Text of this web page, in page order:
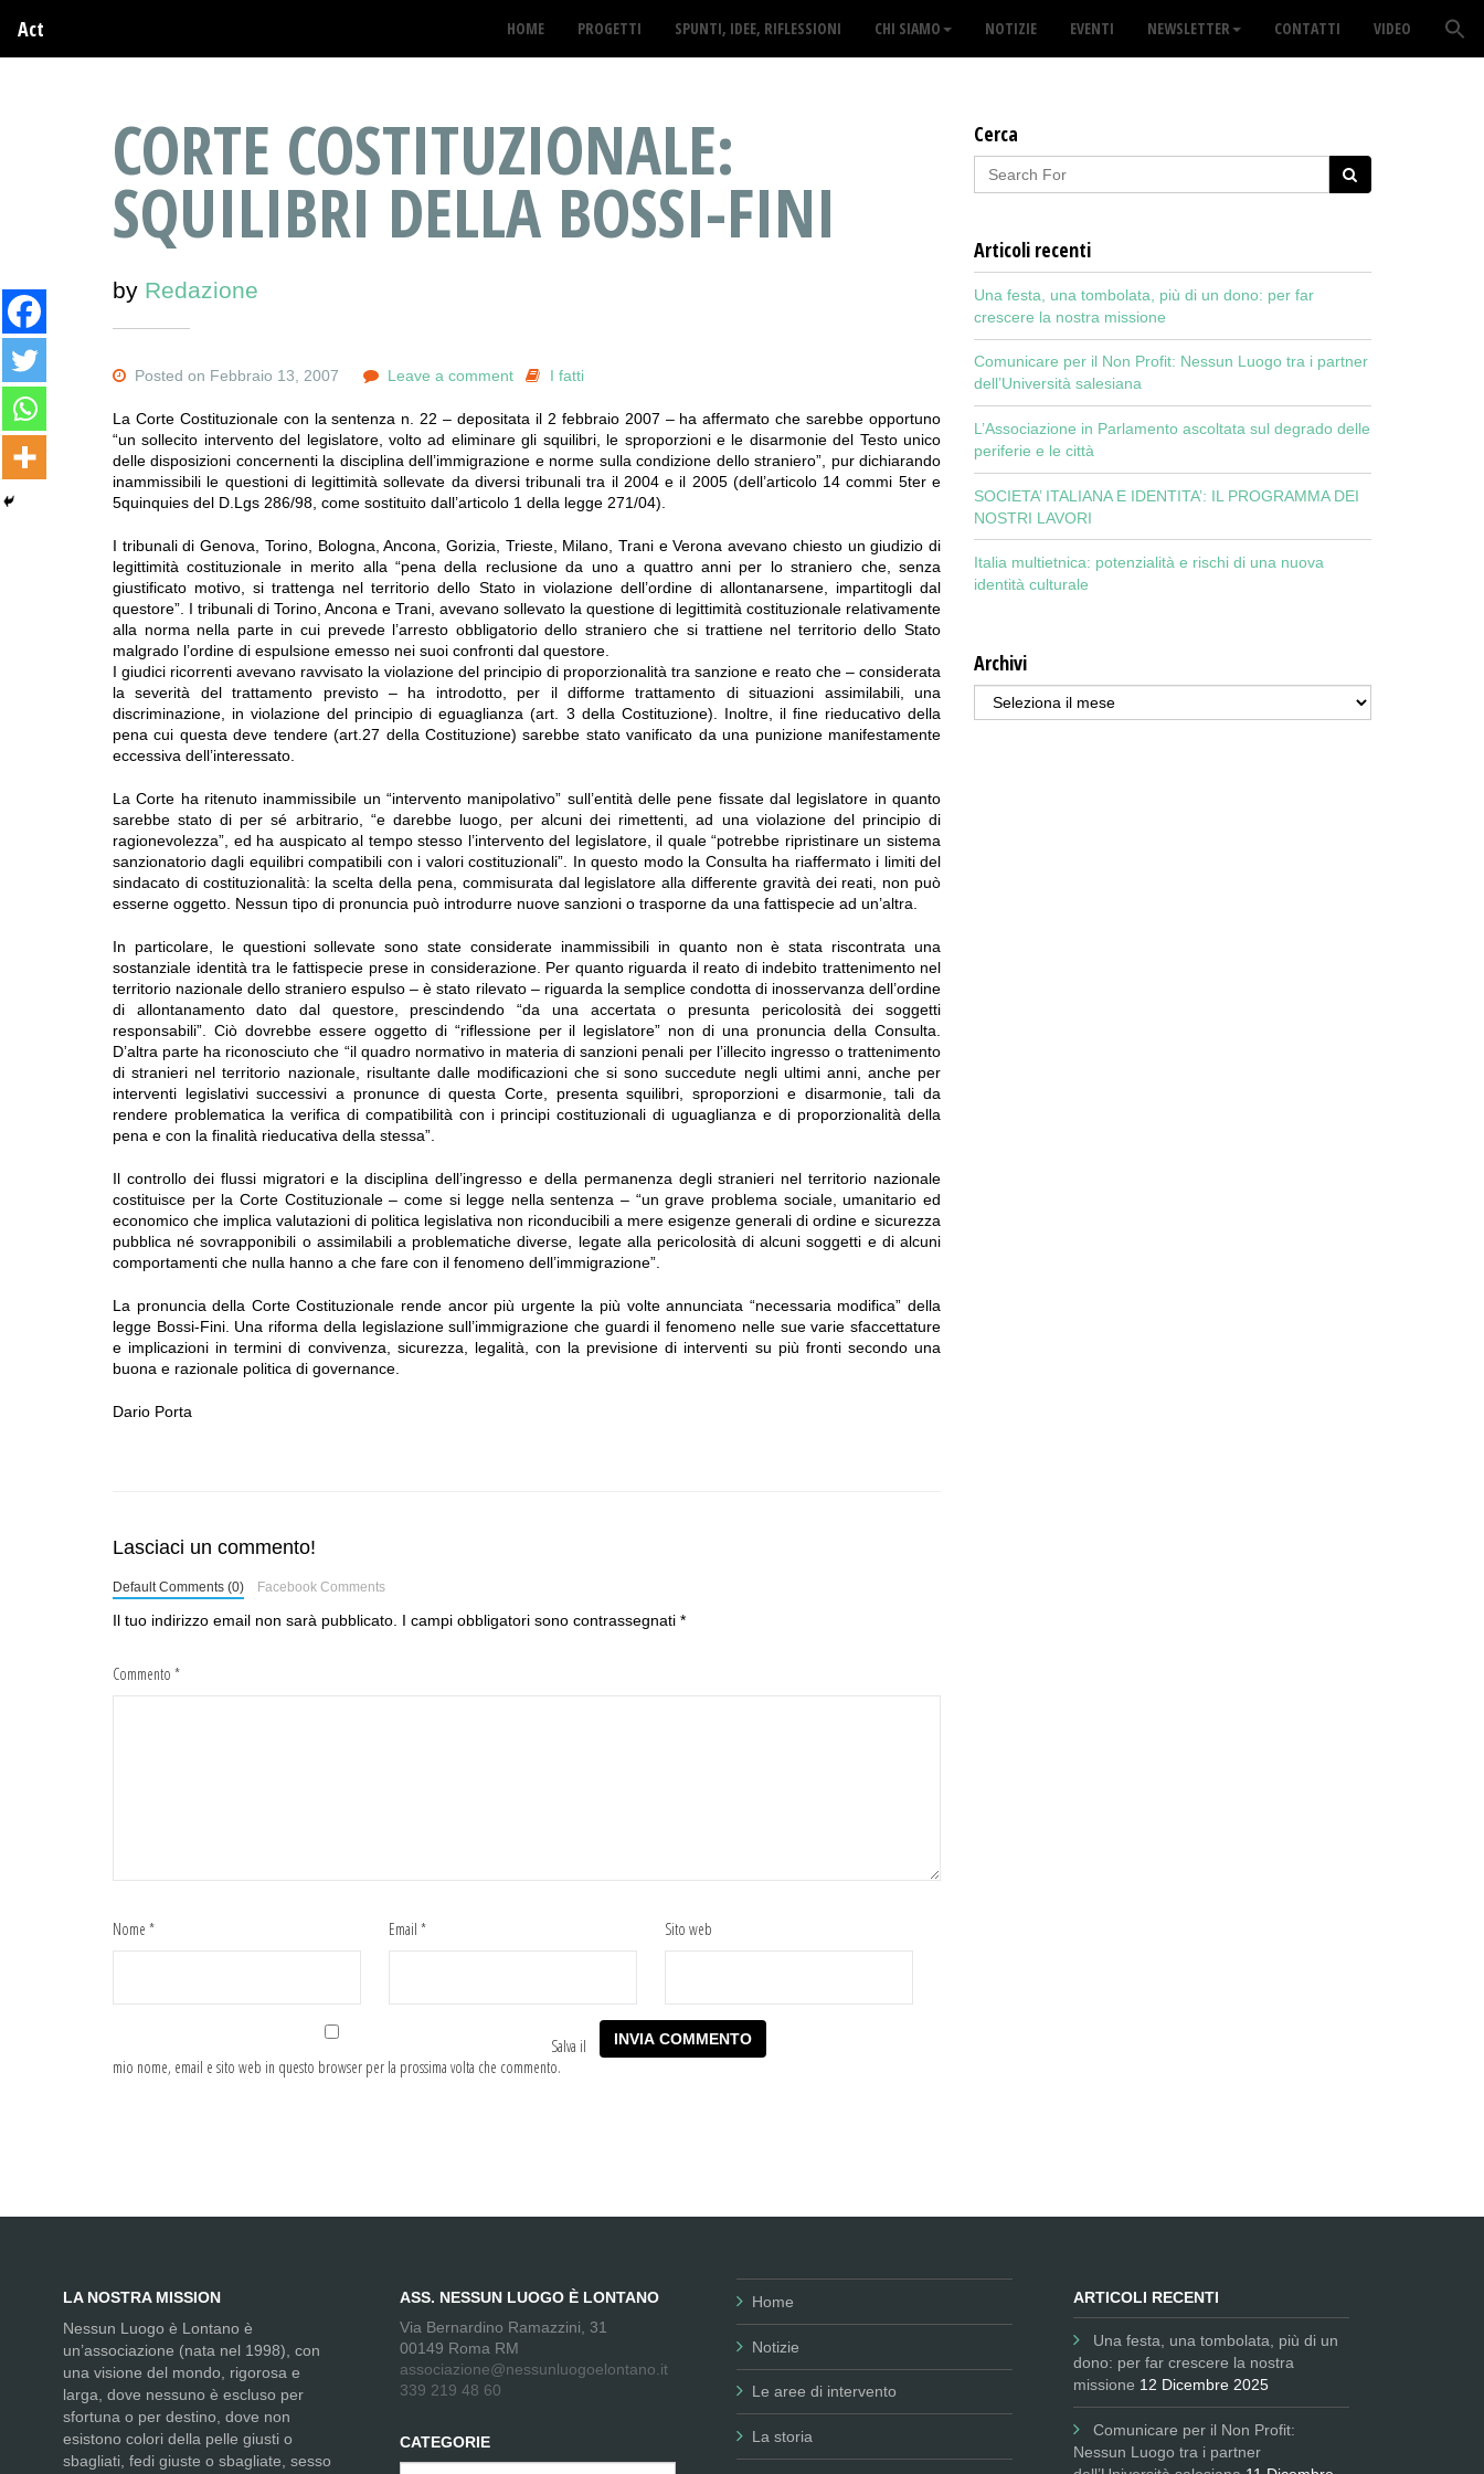
Act HOME PROGETTI SPUNTI, IDEE, RIFLESSIONI CHI SIAMO NOTIZIE EVENTI NEWSLETTER CONTATTI VIDEO
CORTE COSTITUZIONALE:
SQUILIBRI DELLA BOSSI-FINI
by Redazione
Posted on Febbraio 13, 2007 Leave a comment I fatti
La Corte Costituzionale con la sentenza n. 22 – depositata il 2 febbraio 2007 – ha affermato che sarebbe opportuno
“un sollecito intervento del legislatore, volto ad eliminare gli squilibri, le sproporzioni e le disarmonie del Testo unico
delle disposizioni concernenti la disciplina dell’immigrazione e norme sulla condizione dello straniero”, pur dichiarando
inammissibili le questioni di legittimità sollevate da diversi tribunali tra il 2004 e il 2005 (dell’articolo 14 commi 5ter e
5quinquies del D.Lgs 286/98, come sostituito dall’articolo 1 della legge 271/04).
I tribunali di Genova, Torino, Bologna, Ancona, Gorizia, Trieste, Milano, Trani e Verona avevano chiesto un giudizio di
legittimità costituzionale in merito alla “pena della reclusione da uno a quattro anni per lo straniero che, senza
giustificato motivo, si trattenga nel territorio dello Stato in violazione dell’ordine di allontanarsene, impartitogli dal
questore”. I tribunali di Torino, Ancona e Trani, avevano sollevato la questione di legittimità costituzionale relativamente
alla norma nella parte in cui prevede l’arresto obbligatorio dello straniero che si trattiene nel territorio dello Stato
malgrado l’ordine di espulsione emesso nei suoi confronti dal questore.
I giudici ricorrenti avevano ravvisato la violazione del principio di proporzionalità tra sanzione e reato che – considerata
la severità del trattamento previsto – ha introdotto, per il difforme trattamento di situazioni assimilabili, una
discriminazione, in violazione del principio di eguaglianza (art. 3 della Costituzione). Inoltre, il fine rieducativo della
pena cui questa deve tendere (art.27 della Costituzione) sarebbe stato vanificato da una punizione manifestamente
eccessiva dell’interessato.
La Corte ha ritenuto inammissibile un “intervento manipolativo” sull’entità delle pene fissate dal legislatore in quanto
sarebbe stato di per sé arbitrario, “e darebbe luogo, per alcuni dei rimettenti, ad una violazione del principio di
ragionevolezza”, ed ha auspicato al tempo stesso l’intervento del legislatore, il quale “potrebbe ripristinare un sistema
sanzionatorio dagli equilibri compatibili con i valori costituzionali”. In questo modo la Consulta ha riaffermato i limiti del
sindacato di costituzionalità: la scelta della pena, commisurata dal legislatore alla differente gravità dei reati, non può
esserne oggetto. Nessun tipo di pronuncia può introdurre nuove sanzioni o trasporne da una fattispecie ad un’altra.
In particolare, le questioni sollevate sono state considerate inammissibili in quanto non è stata riscontrata una
sostanziale identità tra le fattispecie prese in considerazione. Per quanto riguarda il reato di indebito trattenimento nel
territorio nazionale dello straniero espulso – è stato rilevato – riguarda la semplice condotta di inosservanza dell’ordine
di allontanamento dato dal questore, prescindendo “da una accertata o presunta pericolosità dei soggetti
responsabili”. Ciò dovrebbe essere oggetto di “riflessione per il legislatore” non di una pronuncia della Consulta.
D’altra parte ha riconosciuto che “il quadro normativo in materia di sanzioni penali per l’illecito ingresso o trattenimento
di stranieri nel territorio nazionale, risultante dalle modificazioni che si sono succedute negli ultimi anni, anche per
interventi legislativi successivi a pronunce di questa Corte, presenta squilibri, sproporzioni e disarmonie, tali da
rendere problematica la verifica di compatibilità con i principi costituzionali di uguaglianza e di proporzionalità della
pena e con la finalità rieducativa della stessa”.
Il controllo dei flussi migratori e la disciplina dell’ingresso e della permanenza degli stranieri nel territorio nazionale
costituisce per la Corte Costituzionale – come si legge nella sentenza – “un grave problema sociale, umanitario ed
economico che implica valutazioni di politica legislativa non riconducibili a mere esigenze generali di ordine e sicurezza
pubblica né sovrapponibili o assimilabili a problematiche diverse, legate alla pericolosità di alcuni soggetti e di alcuni
comportamenti che nulla hanno a che fare con il fenomeno dell’immigrazione”.
La pronuncia della Corte Costituzionale rende ancor più urgente la più volte annunciata “necessaria modifica” della
legge Bossi-Fini. Una riforma della legislazione sull’immigrazione che guardi il fenomeno nelle sue varie sfaccettature
e implicazioni in termini di convivenza, sicurezza, legalità, con la previsione di interventi su più fronti secondo una
buona e razionale politica di governance.
Dario Porta
Lasciaci un commento!
Default Comments (0) Facebook Comments
Il tuo indirizzo email non sarà pubblicato. I campi obbligatori sono contrassegnati *
Commento *
Nome * Email * Sito web
Salva il
mio nome, email e sito web in questo browser per la prossima volta che commento.
Cerca
Articoli recenti
Una festa, una tombolata, più di un dono: per far
crescere la nostra missione
Comunicare per il Non Profit: Nessun Luogo tra i partner
dell’Università salesiana
L’Associazione in Parlamento ascoltata sul degrado delle
periferie e le città
SOCIETA’ ITALIANA E IDENTITA’: IL PROGRAMMA DEI
NOSTRI LAVORI
Italia multietnica: potenzialità e rischi di una nuova
identità culturale
Archivi
Archivi
LA NOSTRA MISSION
Nessun Luogo è Lontano è
un’associazione (nata nel 1998), con
una visione del mondo, rigorosa e
larga, dove nessuno è escluso per
sfortuna o per destino, dove non
esistono colori della pelle giusti o
sbagliati, fedi giuste o sbagliate, sesso
ASS. NESSUN LUOGO È LONTANO
Via Bernardino Ramazzini, 31
00149 Roma RM
associazione@nessunluogoelontano.it
339 219 48 60
CATEGORIE
Home
Notizie
Le aree di intervento
La storia
ARTICOLI RECENTI
Una festa, una tombolata, più di un
dono: per far crescere la nostra
missione 12 Dicembre 2025
Comunicare per il Non Profit:
Nessun Luogo tra i partner